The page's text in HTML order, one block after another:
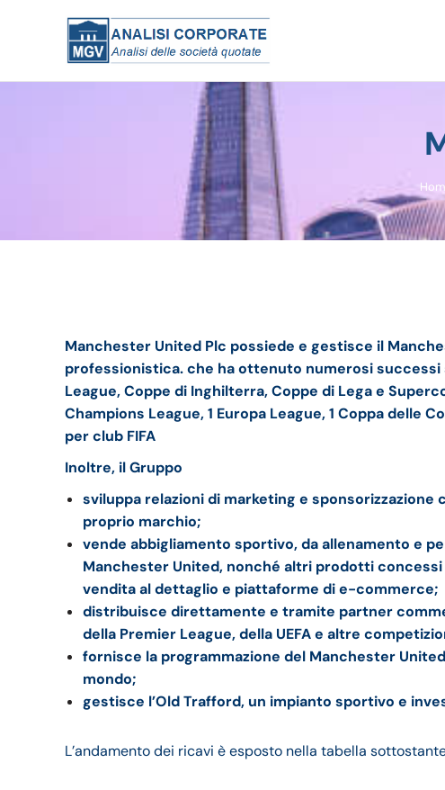
Manchester United Plc possiede e gestisce il
professionistica. che ha ottenuto numerosi successi
League, Coppe di Inghilterra, Coppe di Lega e
Champions League, 1 Europa League, 1 Coppa delle
per club FIFA
Inoltre, il Gruppo
sviluppa relazioni di marketing e
proprio marchio;
vende abbigliamento sportivo, da allenamento e
Manchester United, nonché altri prodotti
vendita al dettaglio e piattaforme di e-commerce;
distribuisce direttamente e tramite partner
della Premier League, della UEFA e altre
fornisce la programmazione del Manchester
mondo;
gestisce l’Old Trafford, un impianto sportivo e
L’andamento dei ricavi è esposto nella tabella